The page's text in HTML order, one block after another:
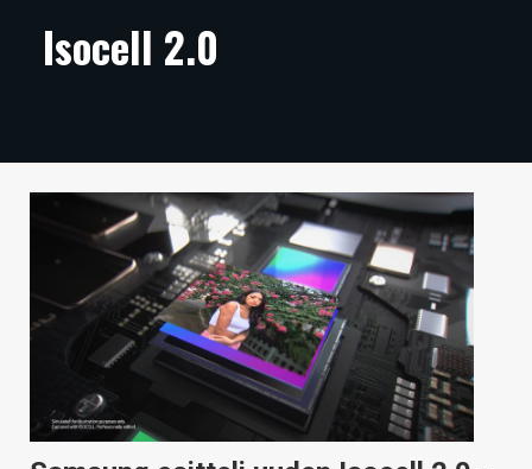
ARTIKKELIT
TECHBBS
KAUPPA
VAIHDA TEEMA
Isocell 2.0